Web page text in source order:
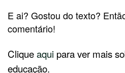
E ai? Gostou do texto?
comentário!
Cliqueaqui para ver mais
educação.